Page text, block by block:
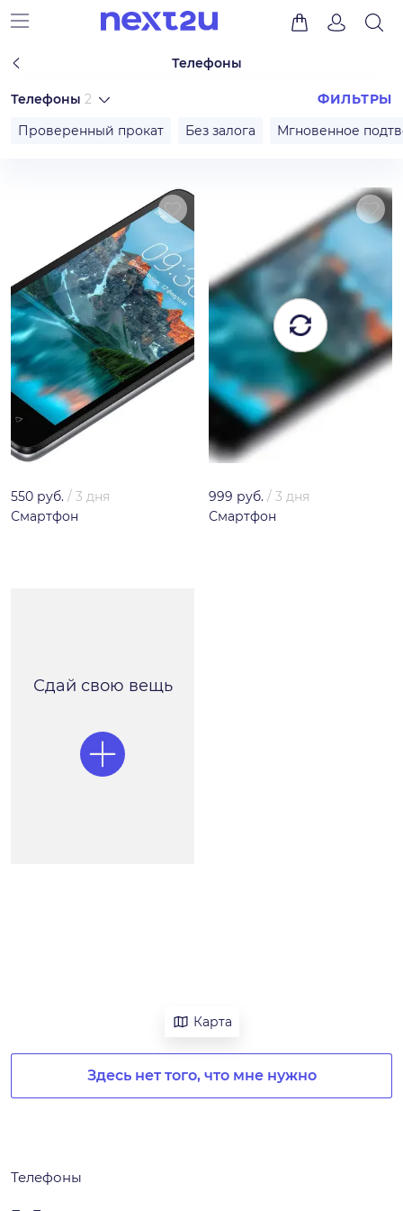
Телефоны
Телефоны 2
ФИЛЬТРЫ
Проверенный прокат
Без залога Мгновенное
550 руб. / 3 дня
Смартфон
999 руб. / 3 дня
Смартфон
Сдай свою вещь
Карта
Здесь нет того, что мне нужно
Телефоны